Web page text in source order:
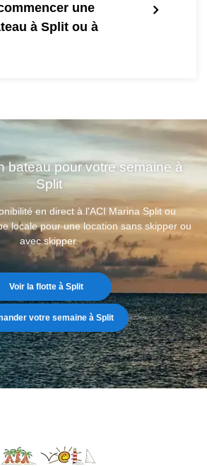
une
à Split ou à
bateau pour votre semaine à
Split
en direct à l'ACI Marina Split ou
locale pour une location sans skipper ou
avec skipper.
Voir la flotte à Split
votre semaine à Split